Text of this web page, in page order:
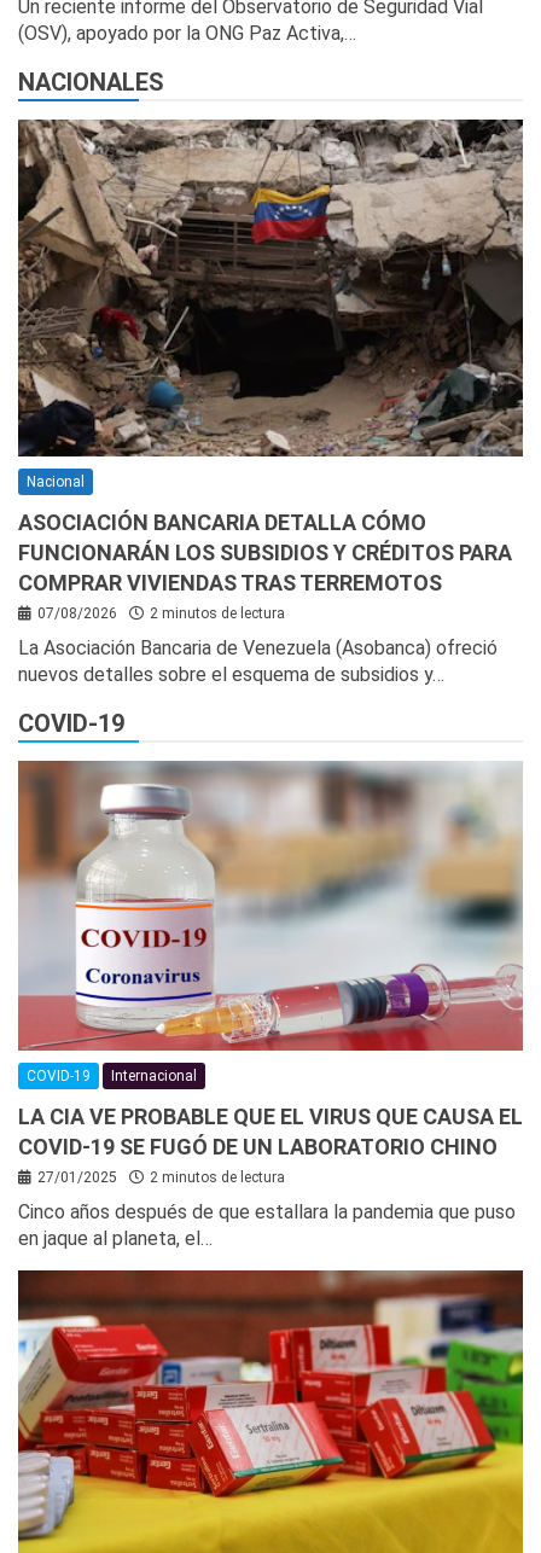
Un reciente informe del Observatorio de Seguridad Vial
(OSV), apoyado por la ONG Paz Activa,…
NACIONALES
Nacional
ASOCIACIÓN BANCARIA DETALLA CÓMO
FUNCIONARÁN LOS SUBSIDIOS Y CRÉDITOS PARA
COMPRAR VIVIENDAS TRAS TERREMOTOS
07/08/2026 2 minutos de lectura
La Asociación Bancaria de Venezuela (Asobanca) ofreció
nuevos detalles sobre el esquema de subsidios y…
COVID-19
COVID-19 Internacional
LA CIA VE PROBABLE QUE EL VIRUS QUE CAUSA EL
COVID-19 SE FUGÓ DE UN LABORATORIO CHINO
27/01/2025 2 minutos de lectura
Cinco años después de que estallara la pandemia que puso
en jaque al planeta, el…